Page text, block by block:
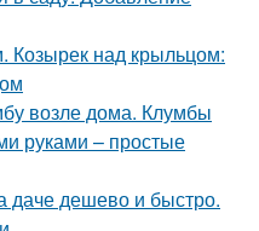
Козырек над крыльцом:
возле дома. Клумбы
руками – простые
даче дешево и быстро.